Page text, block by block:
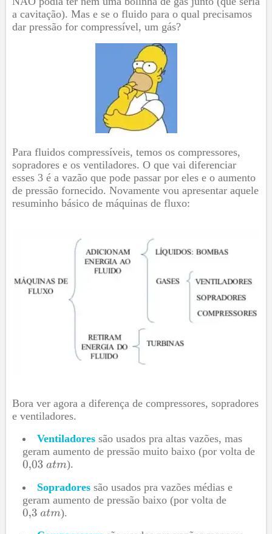
a cavitação). Mas e se o fluido para o qual precisamos
dar pressão for compressível, um gás?
Para fluidos compressíveis, temos os compressores,
sopradores e os ventiladores. O que vai diferenciar
esses 3 é a vazão que pode passar por eles e o aumento
de pressão fornecido. Novamente vou apresentar aquele
resuminho básico de máquinas de fluxo:
Bora ver agora a diferença de compressores, sopradores
e ventiladores.
Ventiladores são usados pra altas vazões, mas
geram aumento de pressão muito baixo (por volta de
).
Sopradores são usados pra vazões médias e
geram aumento de pressão baixo (por volta de
).